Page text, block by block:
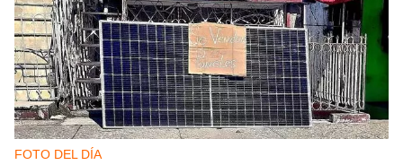
FOTO DEL DÍA